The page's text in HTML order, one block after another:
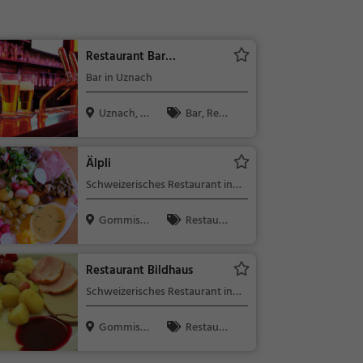
Restaurant Bar
Sonnenhof
Bar in Uznach
Uznach, S
Bar, Rest
Älpli
Schweizerisches Restaurant in
Gommiswald
Gommisw
Restaura
alküche, Mitt
agessen, Abe
Restaurant Bildhaus
Schweizerisches Restaurant in
Gommiswald
Gommisw
Restaura